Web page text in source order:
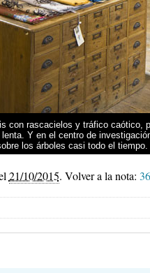
con rascacielos y tráfico
Y en el centro de
los árboles casi todo el
21/10/2015. Volver a la nota: